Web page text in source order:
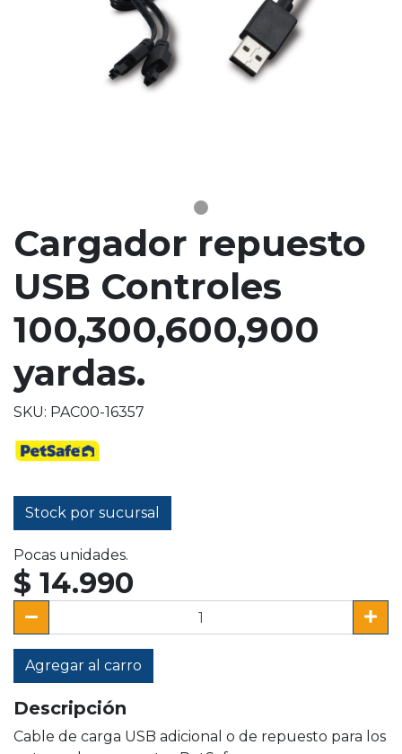
Cargador repuesto
USB Controles
100,300,600,900
yardas.
SKU: PAC00-16357
Stock por sucursal
Pocas unidades.
$ 14.990
Agregar al carro
Descripción
Cable de carga USB adicional o de repuesto para los